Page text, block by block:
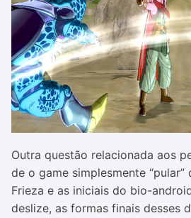
Outra questão relacionada aos
de o game simplesmente “pular”
Frieza e as iniciais do bio-
deslize, as formas finais desses